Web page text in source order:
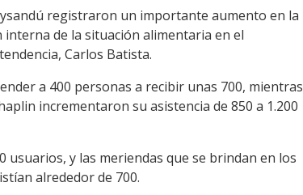
registraron un importante aumento en la
de la situación alimentaria en el
Carlos Batista.
a 400 personas a recibir unas 700, mientras
incrementaron su asistencia de 850 a 1.200
usuarios, y las meriendas que se brindan en los
alrededor de 700.